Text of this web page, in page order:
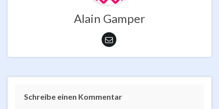
Alain Gamper
Schreibe einen Kommentar